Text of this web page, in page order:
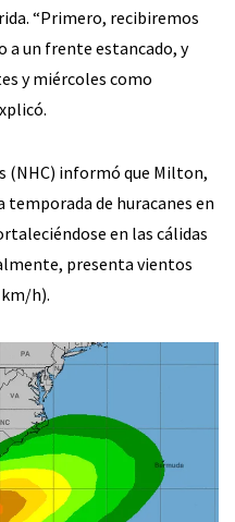
“Primero, recibiremos
a un frente estancado, y
y miércoles como
(NHC) informó que Milton,
de huracanes en
en las cálidas
presenta vientos
h).